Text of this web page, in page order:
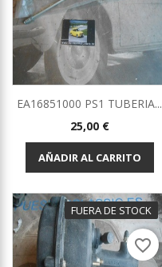
EA16851000 PS1 TUBERIA...
Precio
25,00 €
AÑADIR AL CARRITO
FUERA DE STOCK
favorite_border